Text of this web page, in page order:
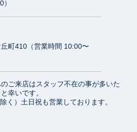
町410（営業時間 10:00〜
ご来店はスタッフ不在の事が多いた
幸いです。
く）土日祝も営業しております。